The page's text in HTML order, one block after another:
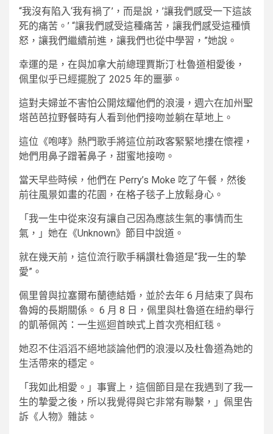
“我沒有陷入‘我有禍了’，而是說，’讓我們感受一下這該
死的痛苦。’ “讓我們感受這種痛苦，讓我們感受這種憤
怒，讓我們繼續前進，讓我們也從中學習，”她說。
幸運的是，在與加拿大前總理賈斯汀·杜魯道相愛後，
佩里似乎已經擺脫了 2025 年的噩夢。
這對夫婦並不害怕公開炫耀他們的浪漫，週六在加州聖
塔芭芭拉野餐時有人看到他們接吻並躺在草地上。
這位《咆哮》熱門歌手將這位前政客緊緊地摟在懷裡，
她們用鼻子蹭著鼻子，甜蜜地接吻。
當天早些時候，他們在 Perry’s Moke 吃了午餐，然後
前往風景如畫的花園，在格子毯子上放鬆身心。
「我一生中從來沒有讓自己因為應該生氣的事情而生
氣，」她在《Unknown》節目中說道。
就在幾天前，這位流行歌手稱讚杜魯道是“我一生的摯
愛”。
佩里曾與拉塞爾布蘭德結婚，並於去年 6 月結束了與布
魯姆的長期關係。 6 月 8 日，佩里與杜魯道在紐約舉行
的凱蒂佩芮：一生巡迴首映式上首次亮相紅毯。
她忍不住滔滔不絕地談論他們的浪漫以及杜魯道為她的
生活帶來的穩定。
「我如此相愛。」事實上，這個節目是在我遇到了我一
生的摯愛之後，所以我覺得與它非常有聯繫，」佩里告
訴《人物》雜誌。